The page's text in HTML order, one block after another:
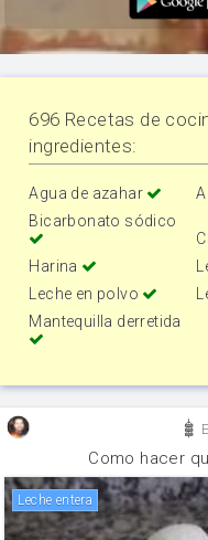
696 Recetas de
ingredientes:
Agua de azahar
Bicarbonato sódico
Harina
Leche en polvo
Mantequilla derretida
Como hacer
leche entera